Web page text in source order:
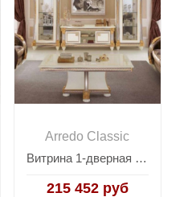
Arredo Classic
Витрина 1-дверная Arredo Classic Liberty, левая
215 452 руб